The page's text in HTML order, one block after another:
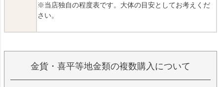
※当店独自の程度表です。大体の目安としてお考えくだ
さい。
金貨・喜平等地金類の複数購入について